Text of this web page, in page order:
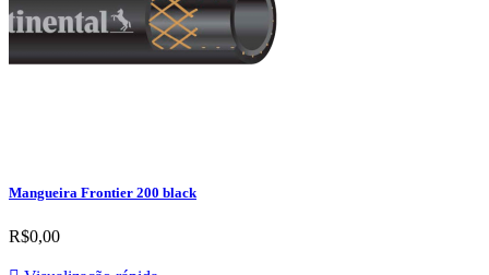
Mangueira Frontier 200 black
R$0,00